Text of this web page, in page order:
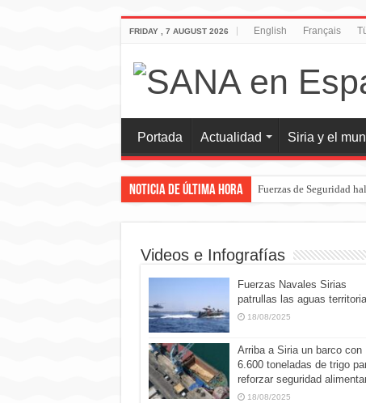
FRIDAY , 7 AUGUST 2026 English Français
Portada Actualidad Siria y el
Noticia de última hora Fuerzas de Seguridad
Videos e Infografías
Fuerzas Navales Sirias
patrullas las aguas
18/08/2025
Arriba a Siria un barco con
6.600 toneladas de trigo
reforzar seguridad
18/08/2025